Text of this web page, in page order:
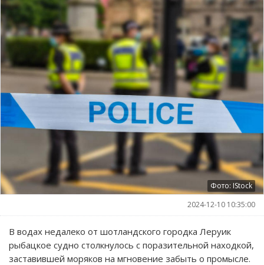
Фото: IStock
2024-12-10 10:35:00
В водах недалеко от шотландского городка Леруик
рыбацкое судно столкнулось с поразительной находкой,
заставившей моряков на мгновение забыть о промысле.